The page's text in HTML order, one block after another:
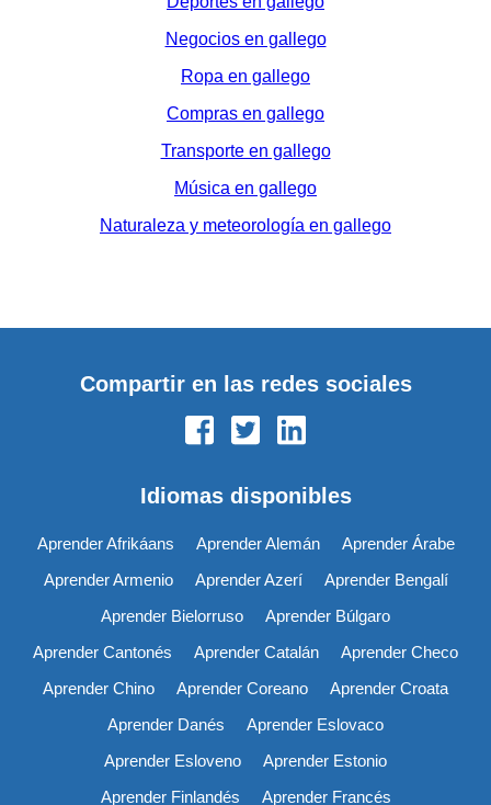
Negocios en gallego
Ropa en gallego
Compras en gallego
Transporte en gallego
Música en gallego
Naturaleza y meteorología en gallego
Compartir en las redes sociales
Idiomas disponibles
Aprender Afrikáans Aprender Alemán
Aprender Árabe
Aprender Armenio
Aprender Azerí
Aprender Bengalí
Aprender Bielorruso
Aprender Búlgaro
Aprender Cantonés
Aprender Catalán
Aprender Checo
Aprender Chino
Aprender Coreano
Aprender Croata
Aprender Danés
Aprender Eslovaco
Aprender Esloveno
Aprender Estonio
Aprender Finlandés
Aprender Francés